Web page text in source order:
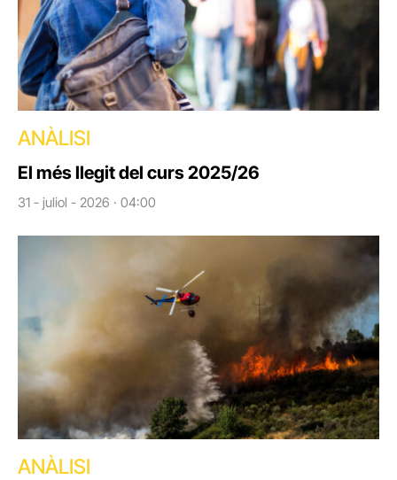
ANÀLISI
El més llegit del curs 2025/26
31 - juliol - 2026 · 04:00
ANÀLISI